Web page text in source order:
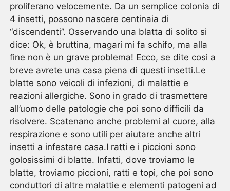
proliferano velocemente. Da un semplice colonia di
4 insetti, possono nascere centinaia di
“discendenti”. Osservando una blatta di solito si
dice: Ok, è bruttina, magari mi fa schifo, ma alla
fine non è un grave problema! Ecco, se dite cosi a
breve avrete una casa piena di questi insetti.Le
blatte sono veicoli di infezioni, di malattie e
reazioni allergiche. Sono in grado di trasmettere
all’uomo delle patologie che poi sono difficili da
risolvere. Scatenano anche problemi al cuore, alla
respirazione e sono utili per aiutare anche altri
insetti a infestare casa.I ratti e i piccioni sono
golosissimi di blatte. Infatti, dove troviamo le
blatte, troviamo piccioni, ratti e topi, che poi sono
conduttori di altre malattie e elementi patogeni ad